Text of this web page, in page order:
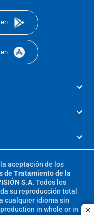
aceptación de los
de Tratamiento de la
S.A. Todos los
su reproducción total
cualquier idioma sin
in whole or in